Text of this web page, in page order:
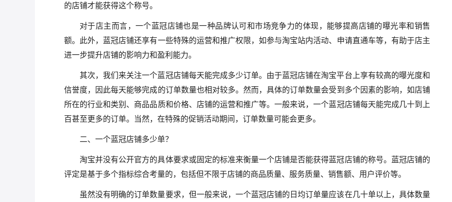
的店铺才能获得这个称号。
对于店主而言，一个蓝冠店铺也是一种品牌认可和市场竞争力的体现，能够提高店铺的曝光率和销售
额。此外，蓝冠店铺还享有一些特殊的运营和推广权限，如参与淘宝站内活动、申请直通车等，有助于店主
进一步提升店铺的影响力和盈利能力。
其次，我们来关注一个蓝冠店铺每天能完成多少订单。由于蓝冠店铺在淘宝平台上享有较高的曝光度和
信誉度，因此每天能够完成的订单数量也相对较多。然而，具体的订单数量会受到多个因素的影响，如店铺
所在的行业和类别、商品品质和价格、店铺的运营和推广等。一般来说，一个蓝冠店铺每天能完成几十到上
百甚至更多的订单。当然，在特殊的促销活动期间，订单数量可能会更多。
二、一个蓝冠店铺多少单？
淘宝并没有公开官方的具体要求或固定的标准来衡量一个店铺是否能获得蓝冠店铺的称号。蓝冠店铺的
评定是基于多个指标综合考量的，包括但不限于店铺的商品质量、服务质量、销售额、用户评价等。
虽然没有明确的订单数量要求，但一般来说，一个蓝冠店铺的日均订单量应该在几十单以上，具体数量